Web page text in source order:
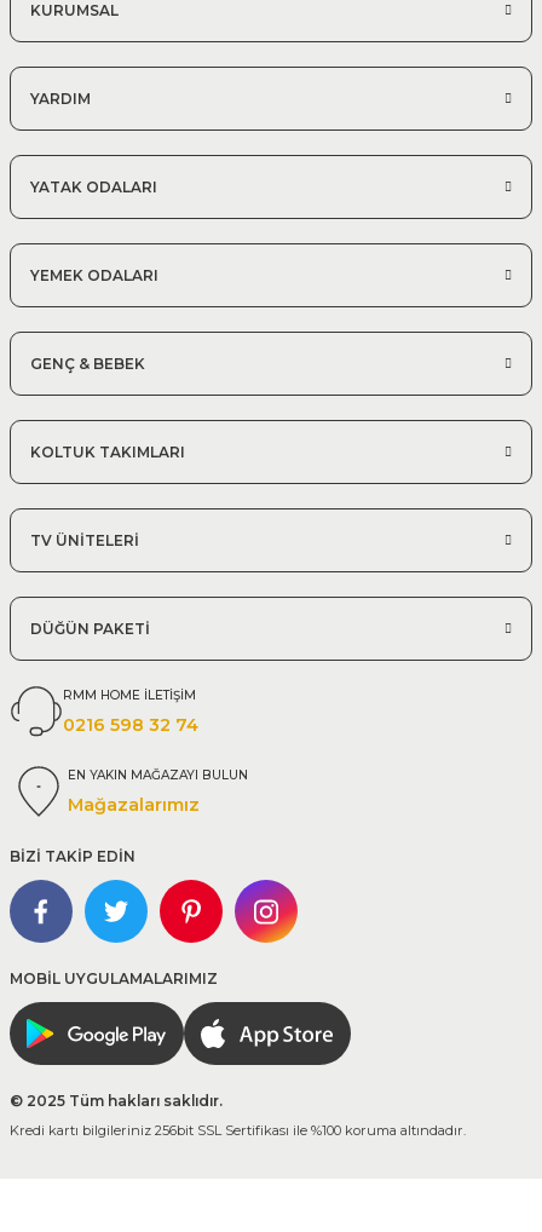
KURUMSAL
YARDIM
YATAK ODALARI
YEMEK ODALARI
GENÇ & BEBEK
KOLTUK TAKIMLARI
TV ÜNİTELERİ
DÜĞÜN PAKETİ
RMM HOME İLETİŞİM
0216 598 32 74
EN YAKIN MAĞAZAYI BULUN
Mağazalarımız
BİZİ TAKİP EDİN
MOBİL UYGULAMALARIMIZ
© 2025 Tüm hakları saklıdır.
Kredi kartı bilgileriniz 256bit SSL Sertifikası ile %100 koruma altındadır.